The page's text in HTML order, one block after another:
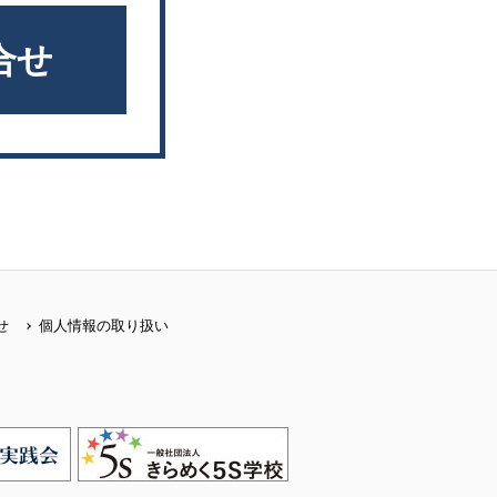
せ
個人情報の取り扱い